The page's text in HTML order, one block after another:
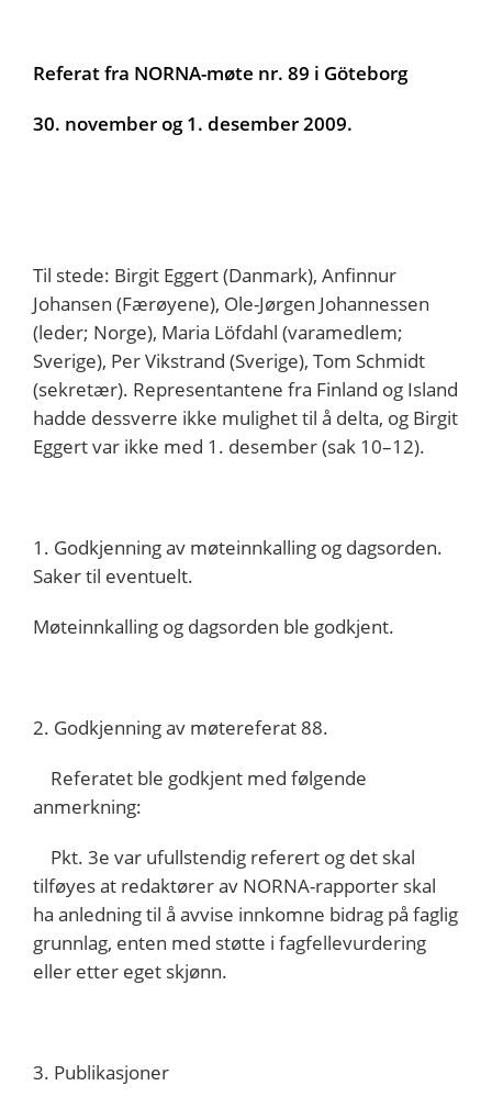
Referat fra NORNA-møte nr. 89 i Göteborg
30. november og 1. desember 2009.
Til stede: Birgit Eggert (Danmark), Anfinnur
Johansen (Færøyene), Ole-Jørgen Johannessen
(leder; Norge), Maria Löfdahl (varamedlem;
Sverige), Per Vikstrand (Sverige), Tom Schmidt
(sekretær). Representantene fra Finland og Island
hadde dessverre ikke mulighet til å delta, og Birgit
Eggert var ikke med 1. desember (sak 10–12).
1. Godkjenning av møteinnkalling og dagsorden.
Saker til eventuelt.
Møteinnkalling og dagsorden ble godkjent.
2. Godkjenning av møtereferat 88.
Referatet ble godkjent med følgende
anmerkning:
Pkt. 3e var ufullstendig referert og det skal
tilføyes at redaktører av NORNA-rapporter skal
ha anledning til å avvise innkomne bidrag på faglig
grunnlag, enten med støtte i fagfellevurdering
eller etter eget skjønn.
3. Publikasjoner